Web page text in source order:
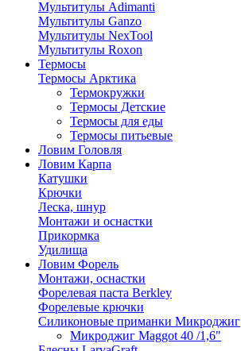
Мультитулы Adimanti
Мультитулы Ganzo
Мультитулы NexTool
Мультитулы Roxon
Термосы
Термосы Арктика
Термокружки
Термосы Детские
Термосы для еды
Термосы питьевые
Ловим Головля
Ловим Карпа
Катушки
Крючки
Леска, шнур
Монтажи и оснастки
Прикормка
Удилища
Ловим Форель
Монтажи, оснастки
Форелевая паста Berkley
Форелевые крючки
Силиконовые приманки Микроджиг
Микроджиг Maggot 40 /1,6"